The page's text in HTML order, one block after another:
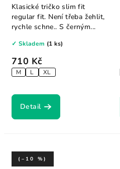
710 Kč
M L XL
✓ Skladem (1 ks)
Detail
Klasické tričko slim fit
regular fit. Není třeba žehlit,
rychle schne.. S černým...
(–10 %)